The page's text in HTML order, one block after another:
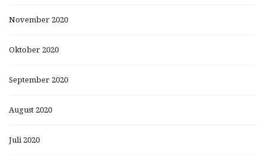
November 2020
Oktober 2020
September 2020
August 2020
Juli 2020